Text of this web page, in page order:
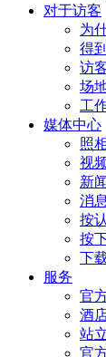
对于访客
为
得
访
场
工
媒体中心
照
视
新
消息
按
按
下
服务
官
酒
站
官